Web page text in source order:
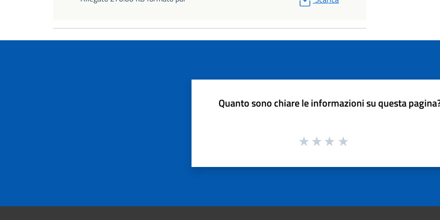
Quanto sono chiare le informazioni su questa